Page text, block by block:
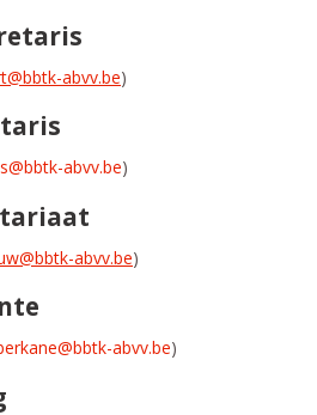
abvv.be)
abvv.be)
abvv.be)
abvv.be)